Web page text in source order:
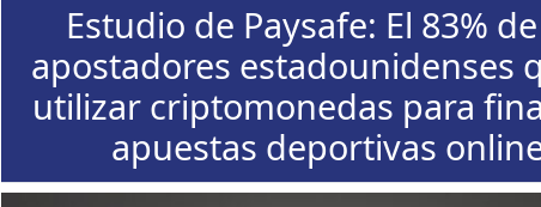
Estudio de Paysafe: El 83%
apostadores estadounidenses
utilizar criptomonedas para
apuestas deportivas